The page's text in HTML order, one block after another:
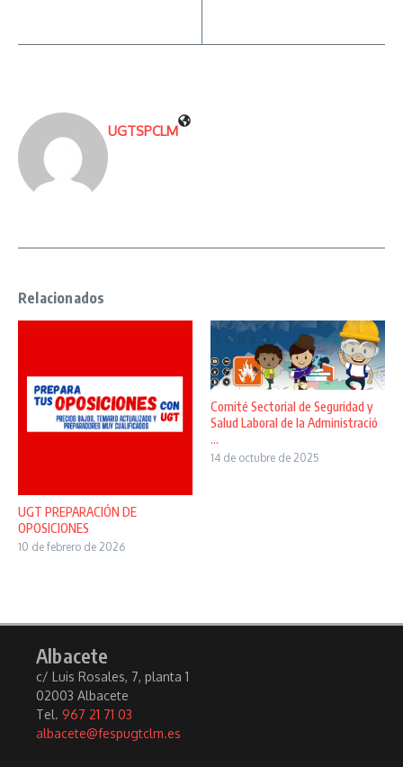
UGTSPCLM
Relacionados
UGT PREPARACIÓN DE
OPOSICIONES
10 de febrero de 2026
Comité Sectorial de Seguridad y
Salud Laboral de la Administració
...
14 de octubre de 2025
Albacete
c/ Luis Rosales, 7, planta 1
02003 Albacete
Tel. 967 21 71 03
albacete@fespugtclm.es